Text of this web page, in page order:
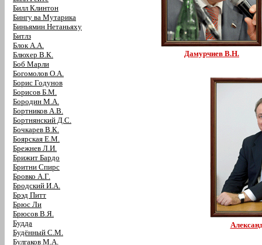
Билл Клинтон
Бингу ва Мутарика
Биньямин Нетаньяху
Битлз
Блок А.А.
Блюхер В.К.
Боб Марли
Богомолов О.А.
Борис Годунов
Борисов Б.М.
Бородин М.А.
Бортников А.В.
Бортнянский Д.С.
Бочкарев В.К.
Боярская Е.М.
Брежнев Л.И.
Брижит Бардо
Бритни Спирс
Бровко А.Г.
Бродский И.А.
Брэд Питт
Брюс Ли
Брюсов В.Я.
Будда
Будённый С.М.
Булгаков М.А.
Дамурчиев В.Н.